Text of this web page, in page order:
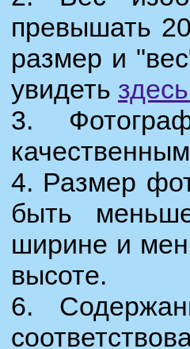
превышать
размер и
увидеть
3.
4. Размер
быть
ширине и
высоте.
6.